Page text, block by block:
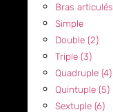
Bras articulés
Simple
Double (2)
Triple (3)
Quadruple (4)
Quintuple (5)
Sextuple (6)